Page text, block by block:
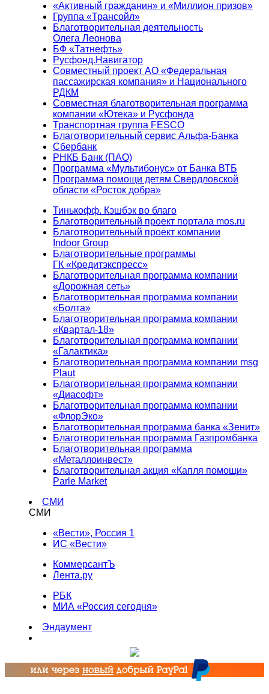
«Активный гражданин» и «Миллион призов»
Группа «Трансойл»
Благотворительная деятельность
Олега Леонова
БФ «Татнефть»
Русфонд.Навигатор
Совместный проект АО «Федеральная
пассажирская компания» и Национального
РДКМ
Совместная благотворительная программа
компании «Ютека» и Русфонда
Транспортная группа FESCO
Благотворительный сервис Альфа-Банка
Сбербанк
РНКБ Банк (ПАО)
Программа «Мультибонус» от Банка ВТБ
Программа помощи детям Свердловской
области «Росток добра»
Тинькофф. Кэшбэк во благо
Благотворительный проект портала mos.ru
Благотворительный проект компании
Indoor Group
Благотворительные программы
ГК «Кредитэкспресс»
Благотворительная программа компании
«Дорожная сеть»
Благотворительная программа компании
«Болта»
Благотворительная программа компании
«Квартал-18»
Благотворительная программа компании
«Галактика»
Благотворительная программа компании msg
Plaut
Благотворительная программа компании
«Диасофт»
Благотворительная программа компании
«ФлорЭко»
Благотворительная программа банка «Зенит»
Благотворительная программа Газпромбанка
Благотворительная программа
«Металлоинвест»
Благотворительная акция «Капля помощи»
Parle Market
СМИ
СМИ
«Вести», Россия 1
ИС «Вести»
КоммерсантЪ
Лента.ру
РБК
МИА «Россия сегодня»
Эндаумент